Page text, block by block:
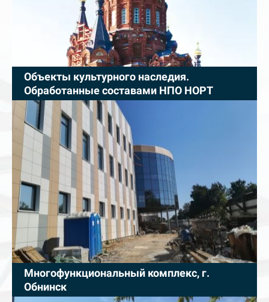
Объекты культурного наследия.
Обработанные составами НПО НОРТ
Многофункциональный комплекс, г.
Обнинск